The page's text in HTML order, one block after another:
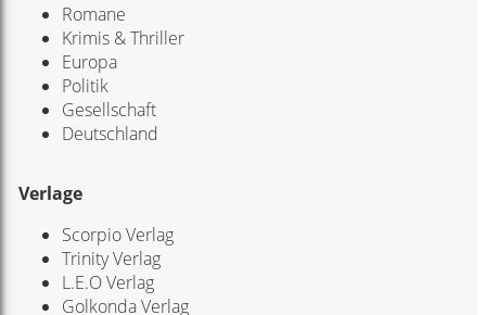
Romane
Krimis & Thriller
Europa
Politik
Gesellschaft
Deutschland
Verlage
Scorpio Verlag
Trinity Verlag
L.E.O Verlag
Golkonda Verlag